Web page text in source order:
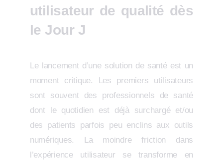
utilisateur de qualité dès
le Jour J
Le lancement d’une solution de santé est un
moment critique. Les premiers utilisateurs
sont souvent des professionnels de santé
dont le quotidien est déjà surchargé et/ou
des patients parfois peu enclins aux outils
numériques. La moindre friction dans
l’expérience utilisateur se transforme en